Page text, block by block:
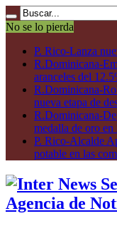
No se lo pierda
P. Rico-Lanza
R.Dominicana-
aranceles del
R.Dominicana-
nueva etapa de
R.Dominicana-
medalla de oro
P. Rico-Alcalde
potable en las
Agencia de